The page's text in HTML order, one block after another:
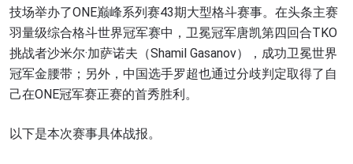
技场举办了ONE巅峰系列赛43期大型格斗赛事。在头条主赛
羽量级综合格斗世界冠军赛中，卫冕冠军唐凯第四回合TKO
挑战者沙米尔·加萨诺夫（Shamil Gasanov），成功卫冕世界
冠军金腰带；另外，中国选手罗超也通过分歧判定取得了自
己在ONE冠军赛正赛的首秀胜利。
以下是本次赛事具体战报。